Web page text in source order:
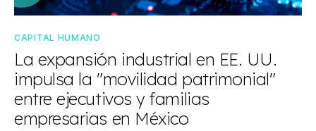
CAPITAL HUMANO
La expansión industrial en EE. UU.
impulsa la "movilidad patrimonial"
entre ejecutivos y familias
empresarias en México